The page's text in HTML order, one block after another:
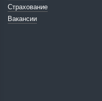
Страхование
Вакансии